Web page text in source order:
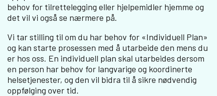
behov for tilrettelegging eller hjelpemidler hjemme og
det vil vi også se nærmere på.
Vi tar stilling til om du har behov for «Individuell Plan»
og kan starte prosessen med å utarbeide den mens du
er hos oss. En individuell plan skal utarbeides dersom
en person har behov for langvarige og koordinerte
helsetjenester, og den vil bidra til å sikre nødvendig
oppfølging over tid.